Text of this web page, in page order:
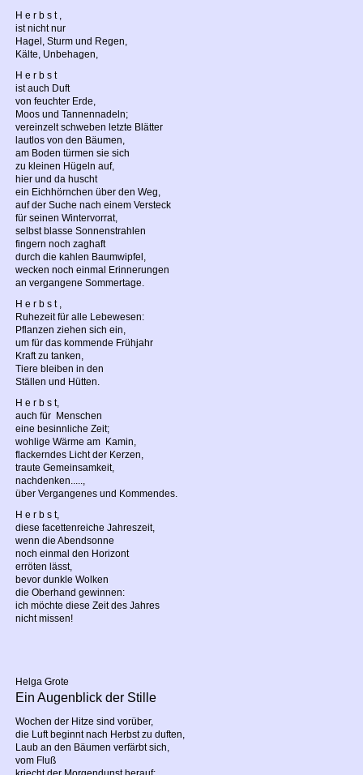
H e r b s t ,
ist nicht nur
Hagel, Sturm und Regen,
Kälte, Unbehagen,
H e r b s t
ist auch Duft
von feuchter Erde,
Moos und Tannennadeln;
vereinzelt schweben letzte Blätter
lautlos von den Bäumen,
am Boden türmen sie sich
zu kleinen Hügeln auf,
hier und da huscht
ein Eichhörnchen über den Weg,
auf der Suche nach einem Versteck
für seinen Wintervorrat,
selbst blasse Sonnenstrahlen
fingern noch zaghaft
durch die kahlen Baumwipfel,
wecken noch einmal Erinnerungen
an vergangene Sommertage.
H e r b s t ,
Ruhezeit für alle Lebewesen:
Pflanzen ziehen sich ein,
um für das kommende Frühjahr
Kraft zu tanken,
Tiere bleiben in den
Ställen und Hütten.
H e r b s t,
auch für Menschen
eine besinnliche Zeit;
wohlige Wärme am Kamin,
flackerndes Licht der Kerzen,
traute Gemeinsamkeit,
nachdenken.....,
über Vergangenes und Kommendes.
H e r b s t,
diese facettenreiche Jahreszeit,
wenn die Abendsonne
noch einmal den Horizont
erröten lässt,
bevor dunkle Wolken
die Oberhand gewinnen:
ich möchte diese Zeit des Jahres
nicht missen!
Helga Grote
Ein Augenblick der Stille
Wochen der Hitze sind vorüber,
die Luft beginnt nach Herbst zu duften,
Laub an den Bäumen verfärbt sich,
vom Fluß